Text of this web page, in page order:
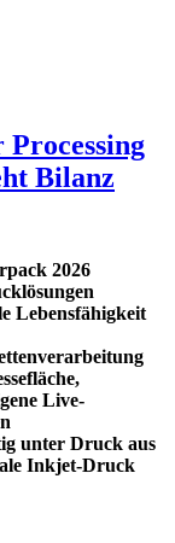
Bilanz
2026
Lebensfähigkeit
Live-
unter Druck aus
Inkjet-Druck